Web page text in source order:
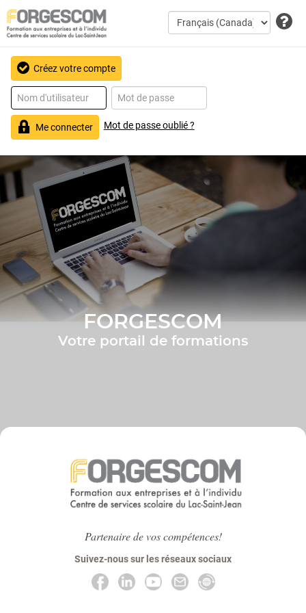
Me connecter Mot de passe oublié ?
Créez votre compte
FORGESCOM
Votre portail de formations
Partenaire de vos compétences!
Suivez-nous sur les réseaux sociaux